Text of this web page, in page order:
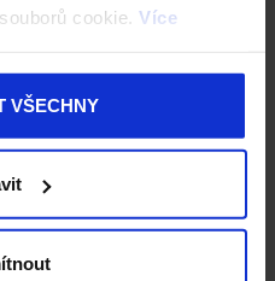
cookie. Více
VŠECHNY